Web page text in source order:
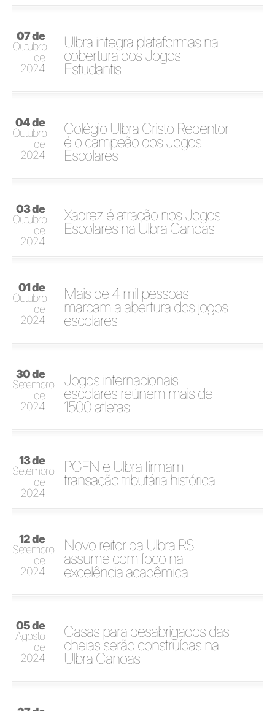
07 de
Outubro
de
2024
Ulbra integra plataformas na
cobertura dos Jogos
Estudantis
04 de
Outubro
de
2024
Colégio Ulbra Cristo Redentor
é o campeão dos Jogos
Escolares
03 de
Outubro
de
2024
Xadrez é atração nos Jogos
Escolares na Ulbra Canoas
01 de
Outubro
de
2024
Mais de 4 mil pessoas
marcam a abertura dos jogos
escolares
30 de
Setembro
de
2024
Jogos internacionais
escolares reúnem mais de
1500 atletas
13 de
Setembro
de
2024
PGFN e Ulbra firmam
transação tributária histórica
12 de
Setembro
de
2024
Novo reitor da Ulbra RS
assume com foco na
excelência acadêmica
05 de
Agosto
de
2024
Casas para desabrigados das
cheias serão construídas na
Ulbra Canoas